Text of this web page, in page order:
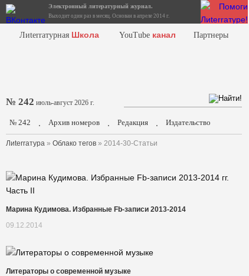
Электронный литературный журнал.
Выходит один раз в месяц. Основан в апреле 2014 г.
Лиterraтурная Школа YouTube канал Партнеры
№ 242 июль-август 2026 г.
№ 242 . Архив номеров . Редакция . Издательство
Лиterraтура » Облако тегов » 2014-30-Статьи
Марина Кудимова. Избранные Fb-записи 2013-2014
09.12.2014
Литераторы о современной музыке